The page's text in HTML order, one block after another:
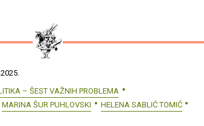
– ŠEST VAŽNIH PROBLEMA
MARINA ŠUR PUHLOVSKI
HELENA SABLIĆ TOMIĆ